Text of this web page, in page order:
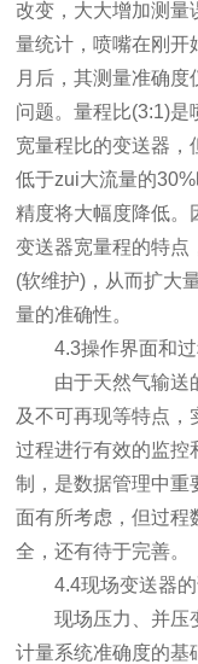
改变，大大增加测量
量统计，喷嘴在刚开
月后，其测量准确
问题。量程比(3:1)
宽量程比的变送器，
低于zui大流量的
精度将大幅度降低。
变送器宽量程的特点
(软维护)，从而扩大
量的准确性。
4.3操作界面和过
由于天然气输送的
及不可再现等特点，
过程进行有效的监控
制，是数据管理中重
面有所考虑，但过程
全，还有待于完善。
4.4现场变送器的
现场压力、并压变
计量系统准确度的基